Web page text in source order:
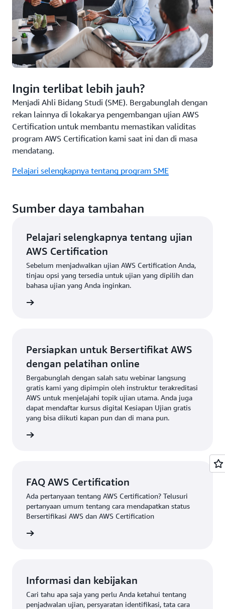
Ingin terlibat lebih jauh?
Menjadi Ahli Bidang Studi (SME). Bergabunglah dengan
rekan lainnya di lokakarya pengembangan ujian AWS
Certification untuk membantu memastikan validitas
program AWS Certification kami saat ini dan di masa
mendatang.
Pelajari selengkapnya tentang program SME
Sumber daya tambahan
Pelajari selengkapnya tentang ujian
AWS Certification
Sebelum menjadwalkan ujian AWS Certification Anda,
tinjau opsi yang tersedia untuk ujian yang dipilih dan
bahasa ujian yang Anda inginkan.
Persiapkan untuk Bersertifikat AWS
dengan pelatihan online
Bergabunglah dengan salah satu webinar langsung
gratis kami yang dipimpin oleh instruktur terakreditasi
AWS untuk menjelajahi topik ujian utama. Anda juga
dapat mendaftar kursus digital Kesiapan Ujian gratis
yang bisa diikuti kapan pun dan di mana pun.
FAQ AWS Certification
Ada pertanyaan tentang AWS Certification? Telusuri
pertanyaan umum tentang cara mendapatkan status
Bersertifikasi AWS dan AWS Certification
Informasi dan kebijakan
Cari tahu apa saja yang perlu Anda ketahui tentang
penjadwalan ujian, persyaratan identifikasi, tata cara